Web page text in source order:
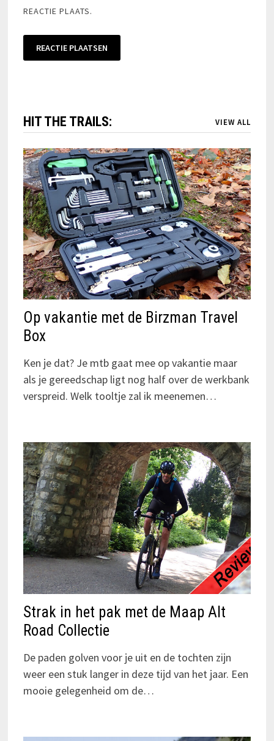
REACTIE PLAATS.
HIT THE TRAILS: VIEW ALL
Op vakantie met de Birzman Travel
Box
Ken je dat? Je mtb gaat mee op vakantie maar
als je gereedschap ligt nog half over de werkbank
verspreid. Welk tooltje zal ik meenemen…
Strak in het pak met de Maap Alt
Road Collectie
De paden golven voor je uit en de tochten zijn
weer een stuk langer in deze tijd van het jaar. Een
mooie gelegenheid om de…